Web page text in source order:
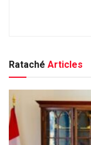
Rataché Articles